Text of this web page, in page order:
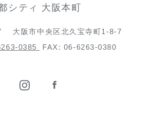
シティ 大阪本町
大阪市中央区北久宝寺町1-8-7
0385 FAX: 06-6263-0380